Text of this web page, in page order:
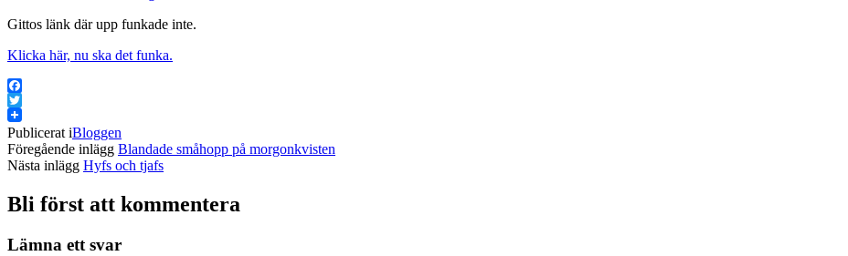
Gittos länk där upp funkade inte.
Klicka här, nu ska det funka.
Facebook
Twitter
Publicerat iBloggen
Föregående inlägg Blandade småhopp på morgonkvisten
Nästa inlägg Hyfs och tjafs
Bli först att kommentera
Lämna ett svar